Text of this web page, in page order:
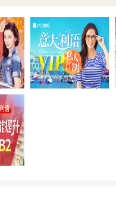
报班即学